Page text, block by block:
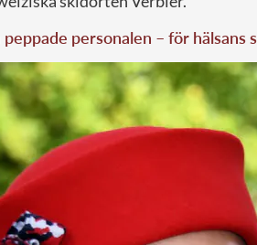
personalen – för hälsans